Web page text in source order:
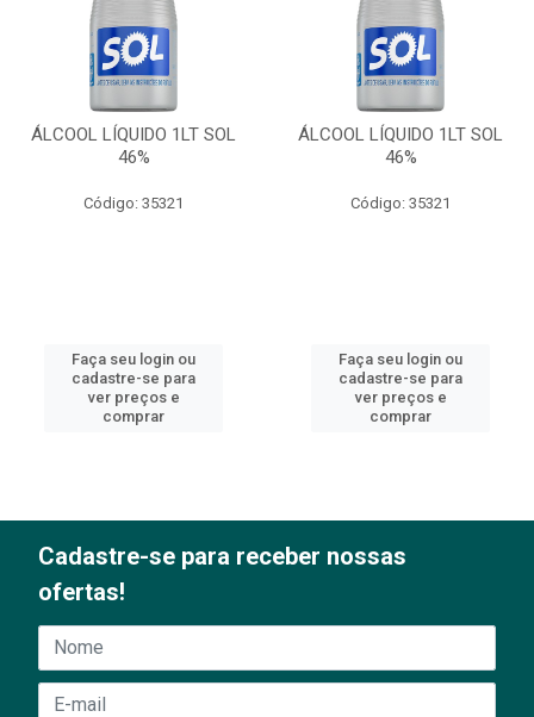
ÁLCOOL LÍQUIDO 1LT SOL
46%
Código: 35321
Faça seu login ou
cadastre-se para
ver preços e
comprar
ÁLCOOL LÍQUIDO 1LT SOL
46%
Código: 35321
Faça seu login ou
cadastre-se para
ver preços e
comprar
Cadastre-se para receber nossas
ofertas!